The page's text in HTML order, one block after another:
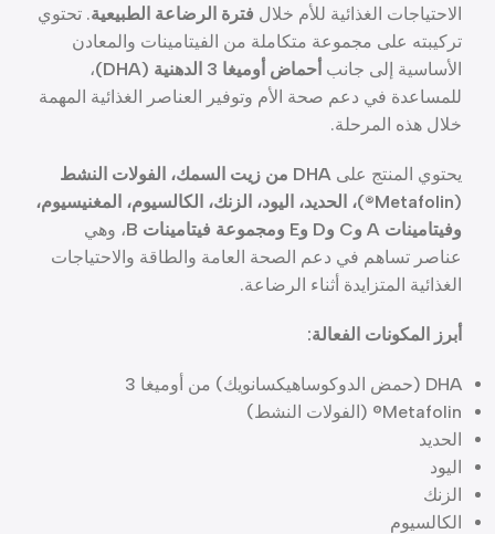
الاحتياجات الغذائية للأم خلال فترة الرضاعة الطبيعية. تحتوي
تركيبته على مجموعة متكاملة من الفيتامينات والمعادن
الأساسية إلى جانب أحماض أوميغا 3 الدهنية (DHA)
،
للمساعدة في دعم صحة الأم وتوفير العناصر الغذائية المهمة
خلال هذه المرحلة.
يحتوي المنتج على
DHA من زيت السمك، الفولات النشط
(Metafolin®)، الحديد، اليود، الزنك، الكالسيوم، المغنيسيوم،
وفيتامينات A وC وD وE ومجموعة فيتامينات B
، وهي
عناصر تساهم في دعم الصحة العامة والطاقة والاحتياجات
الغذائية المتزايدة أثناء الرضاعة.
أبرز المكونات الفعالة:
DHA (حمض الدوكوساهيكسانويك) من أوميغا 3
Metafolin® (الفولات النشط)
الحديد
اليود
الزنك
الكالسيوم